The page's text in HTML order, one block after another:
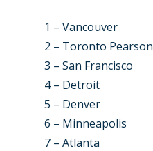
1 – Vancouver
2 – Toronto Pearson
3 – San Francisco
4 – Detroit
5 – Denver
6 – Minneapolis
7 – Atlanta